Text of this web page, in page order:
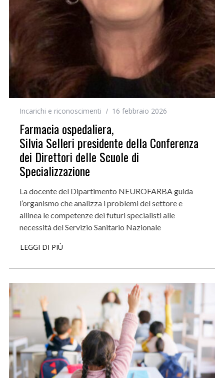
Incarichi e riconoscimenti 16 febbraio 2026
Farmacia ospedaliera,
Silvia Selleri presidente della Conferenza
dei Direttori delle Scuole di
Specializzazione
La docente del Dipartimento NEUROFARBA guida
l’organismo che analizza i problemi del settore e
allinea le competenze dei futuri specialisti alle
necessità del Servizio Sanitario Nazionale
LEGGI DI PIÙ